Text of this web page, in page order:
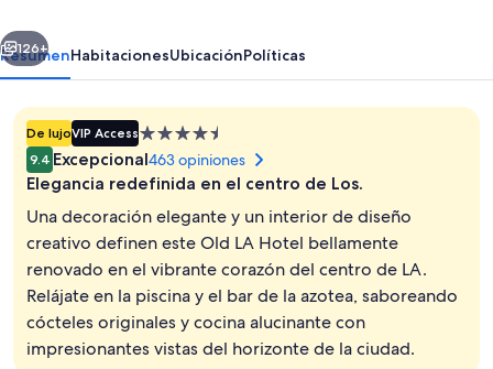
Hotel,
a
Member
Design
Hotels
Entrada de la propiedad
Siguiente
126+
ResumenHabitacionesUbicaciónPolíticas
De lujoVIP AccessPropiedad
de
4.5
9.4 Excepcional463 opiniones
Elegancia redefinida en el centro de Los.
Una decoración elegante y un interior de diseño
creativo definen este Old LA Hotel bellamente
renovado en el vibrante corazón del centro de LA.
Relájate en la piscina y el bar de la azotea, saboreando
cócteles originales y cocina alucinante con
impresionantes vistas del horizonte de la ciudad.